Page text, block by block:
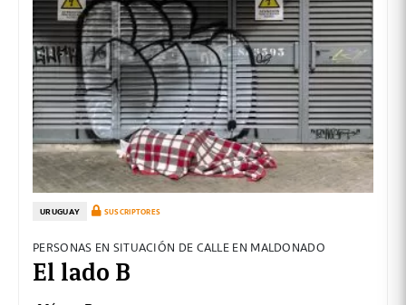
URUGUAY SUSCRIPTORES
PERSONAS EN SITUACIÓN DE CALLE EN MALDONADO
El lado B